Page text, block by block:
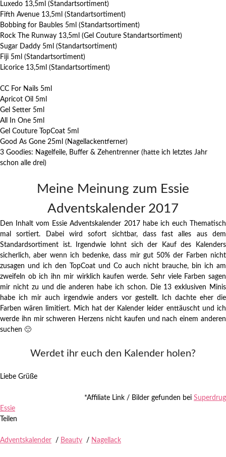
Luxedo 13,5ml (Standartsortiment)
Fifth Avenue 13,5ml (Standartsortiment)
Bobbing for Baubles 5ml (Standartsortiment)
Rock The Runway 13,5ml (Gel Couture Standartsortiment)
Sugar Daddy 5ml (Standartsortiment)
Fiji 5ml (Standartsortiment)
Licorice 13,5ml (Standartsortiment)
CC For Nails 5ml
Apricot Oil 5ml
Gel Setter 5ml
All In One 5ml
Gel Couture TopCoat 5ml
Good As Gone 25ml (Nagellackentferner)
3 Goodies: Nagelfeile, Buffer & Zehentrenner (hatte ich letztes Jahr
schon alle drei)
Meine Meinung zum Essie
Adventskalender 2017
Den Inhalt vom Essie Adventskalender 2017 habe ich euch Thematisch
mal sortiert. Dabei wird sofort sichtbar, dass fast alles aus dem
Standardsortiment ist. Irgendwie lohnt sich der Kauf des Kalenders
sicherlich, aber wenn ich bedenke, dass mir gut 50% der Farben nicht
zusagen und ich den TopCoat und Co auch nicht brauche, bin ich am
zweifeln ob ich ihn mir wirklich kaufen werde. Sehr viele Farben sagen
mir nicht zu und die anderen habe ich schon. Die 13 exklusiven Minis
habe ich mir auch irgendwie anders vor gestellt. Ich dachte eher die
Farben wären limitiert. Mich hat der Kalender leider enttäuscht und ich
werde ihn mir schweren Herzens nicht kaufen und nach einem anderen
suchen 🙁
Werdet ihr euch den Kalender holen?
Liebe Grüße
*Affiliate Link / Bilder gefunden bei Superdrug
Essie
Teilen
Adventskalender / Beauty / Nagellack